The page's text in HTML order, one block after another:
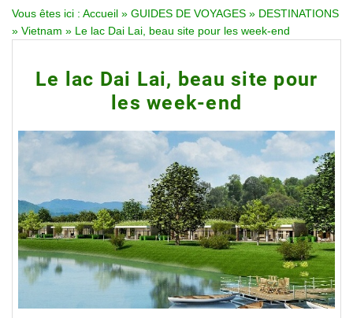
Vous êtes ici : Accueil » GUIDES DE VOYAGES » DESTINATIONS
» Vietnam » Le lac Dai Lai, beau site pour les week-end
Le lac Dai Lai, beau site pour
les week-end